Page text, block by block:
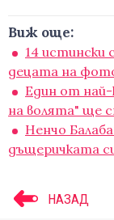
Виж още:
14 истински
децата на
Един от
на волята" ще
Ненчо
дъщеричката
НАЗАД